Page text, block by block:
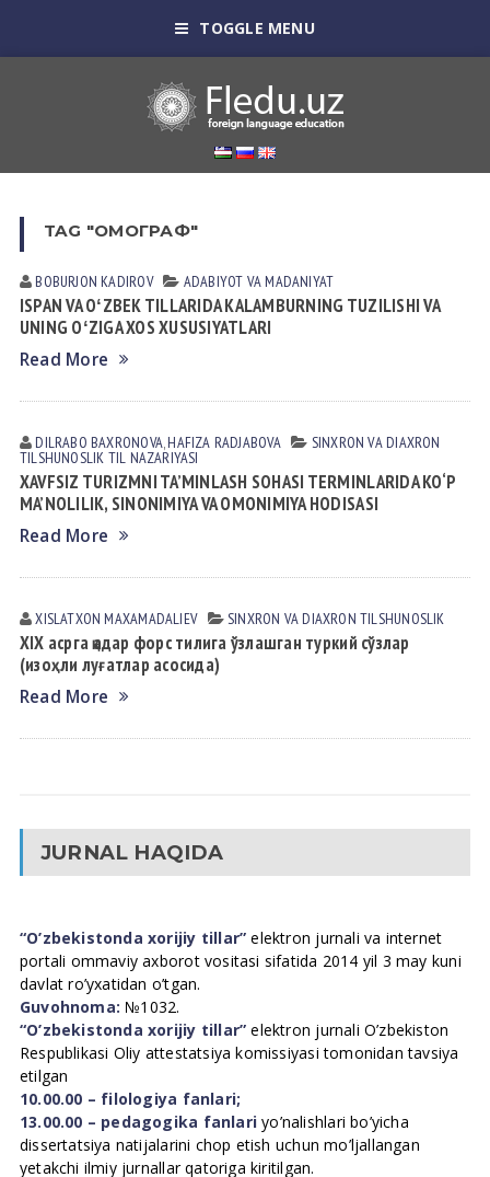
TOGGLE MENU
TAG "ОМОГРАФ"
BOBURJON KADIROV АDАBIYOT VА MАDАNIYAT
ISPAN VA OʻZBEK TILLARIDA KALAMBURNING TUZILISHI VA
UNING OʻZIGA XOS XUSUSIYATLARI
Read More
DILRABO BAXRONOVA,HAFIZA RADJABOVA SINXRON VА DIАXRON
TILSHUNOSLIK TIL NАZАRIYASI
XAVFSIZ TURIZMNI TA’MINLASH SOHASI TERMINLARIDA KO‘P
MA’NOLILIK, SINONIMIYA VA OMONIMIYA HODISASI
Read More
XISLATXON MАXАMАDАLIEV SINXRON VА DIАXRON TILSHUNOSLIK
XIX асрга қадар форс тилига ўзлашган туркий сўзлар
(изоҳли луғатлар асосида)
Read More
JURNAL HAQIDA
“O’zbekistonda xorijiy tillar” elektron jurnali va internet
portali ommaviy axborot vositasi sifatida 2014 yil 3 may kuni
davlat ro’yxatidan o’tgan.
Guvohnoma: №1032.
“O’zbekistonda xorijiy tillar” elektron jurnali O’zbekiston
Respublikasi Oliy attestatsiya komissiyasi tomonidan tavsiya
etilgan
10.00.00 – filologiya fanlari;
13.00.00 – pedagogika fanlari yo’nalishlari bo’yicha
dissertatsiya natijalarini chop etish uchun mo’ljallangan
yetakchi ilmiy jurnallar qatoriga kiritilgan.